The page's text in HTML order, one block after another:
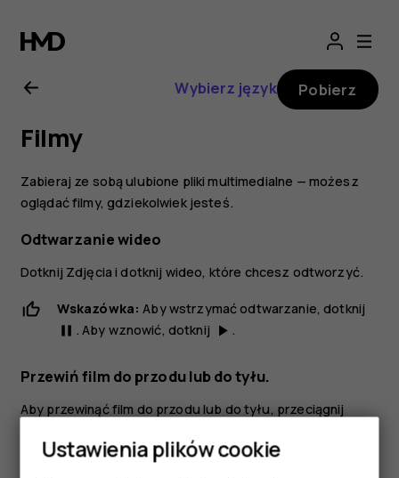
Nokia
2.1
—
instrukcja
obsługi
Wybierz język Pobierz
Filmy
Zabieraj ze sobą ulubione pliki multimedialne — możesz
oglądać filmy, gdziekolwiek jesteś.
Odtwarzanie wideo
Dotknij Zdjęcia i dotknij wideo, które chcesz odtworzyć.
Wskazówka: Aby wstrzymać odtwarzanie, dotknij
pause . Aby wznowić, dotknij play_arrow .
Przewiń film do przodu lub do tyłu.
Aby przewinąć film do przodu lub do tyłu, przeciągnij
Ustawienia plików cookie